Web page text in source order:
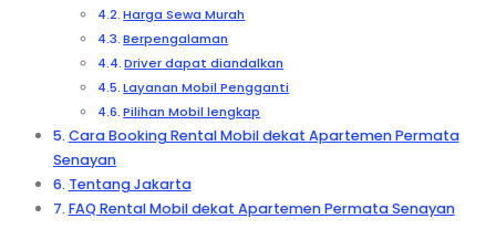
Harga Sewa Murah
Berpengalaman
Driver dapat diandalkan
Layanan Mobil Pengganti
Pilihan Mobil lengkap
Cara Booking Rental Mobil dekat Apartemen Permata
Senayan
Tentang Jakarta
FAQ Rental Mobil dekat Apartemen Permata Senayan